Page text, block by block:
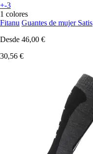
+-3
1 colores
Fitanu Guantes de mujer Satis
Desde 46,00 €
30,56 €